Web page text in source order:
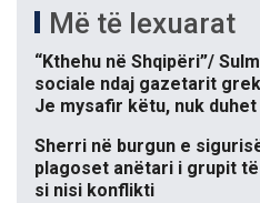
Më të lexuarat
“Kthehu në Shqipëri”/
sociale ndaj gazetarit
Je mysafir këtu, nuk
Sherri në burgun e
plagoset anëtari i grupit
si nisi konflikti